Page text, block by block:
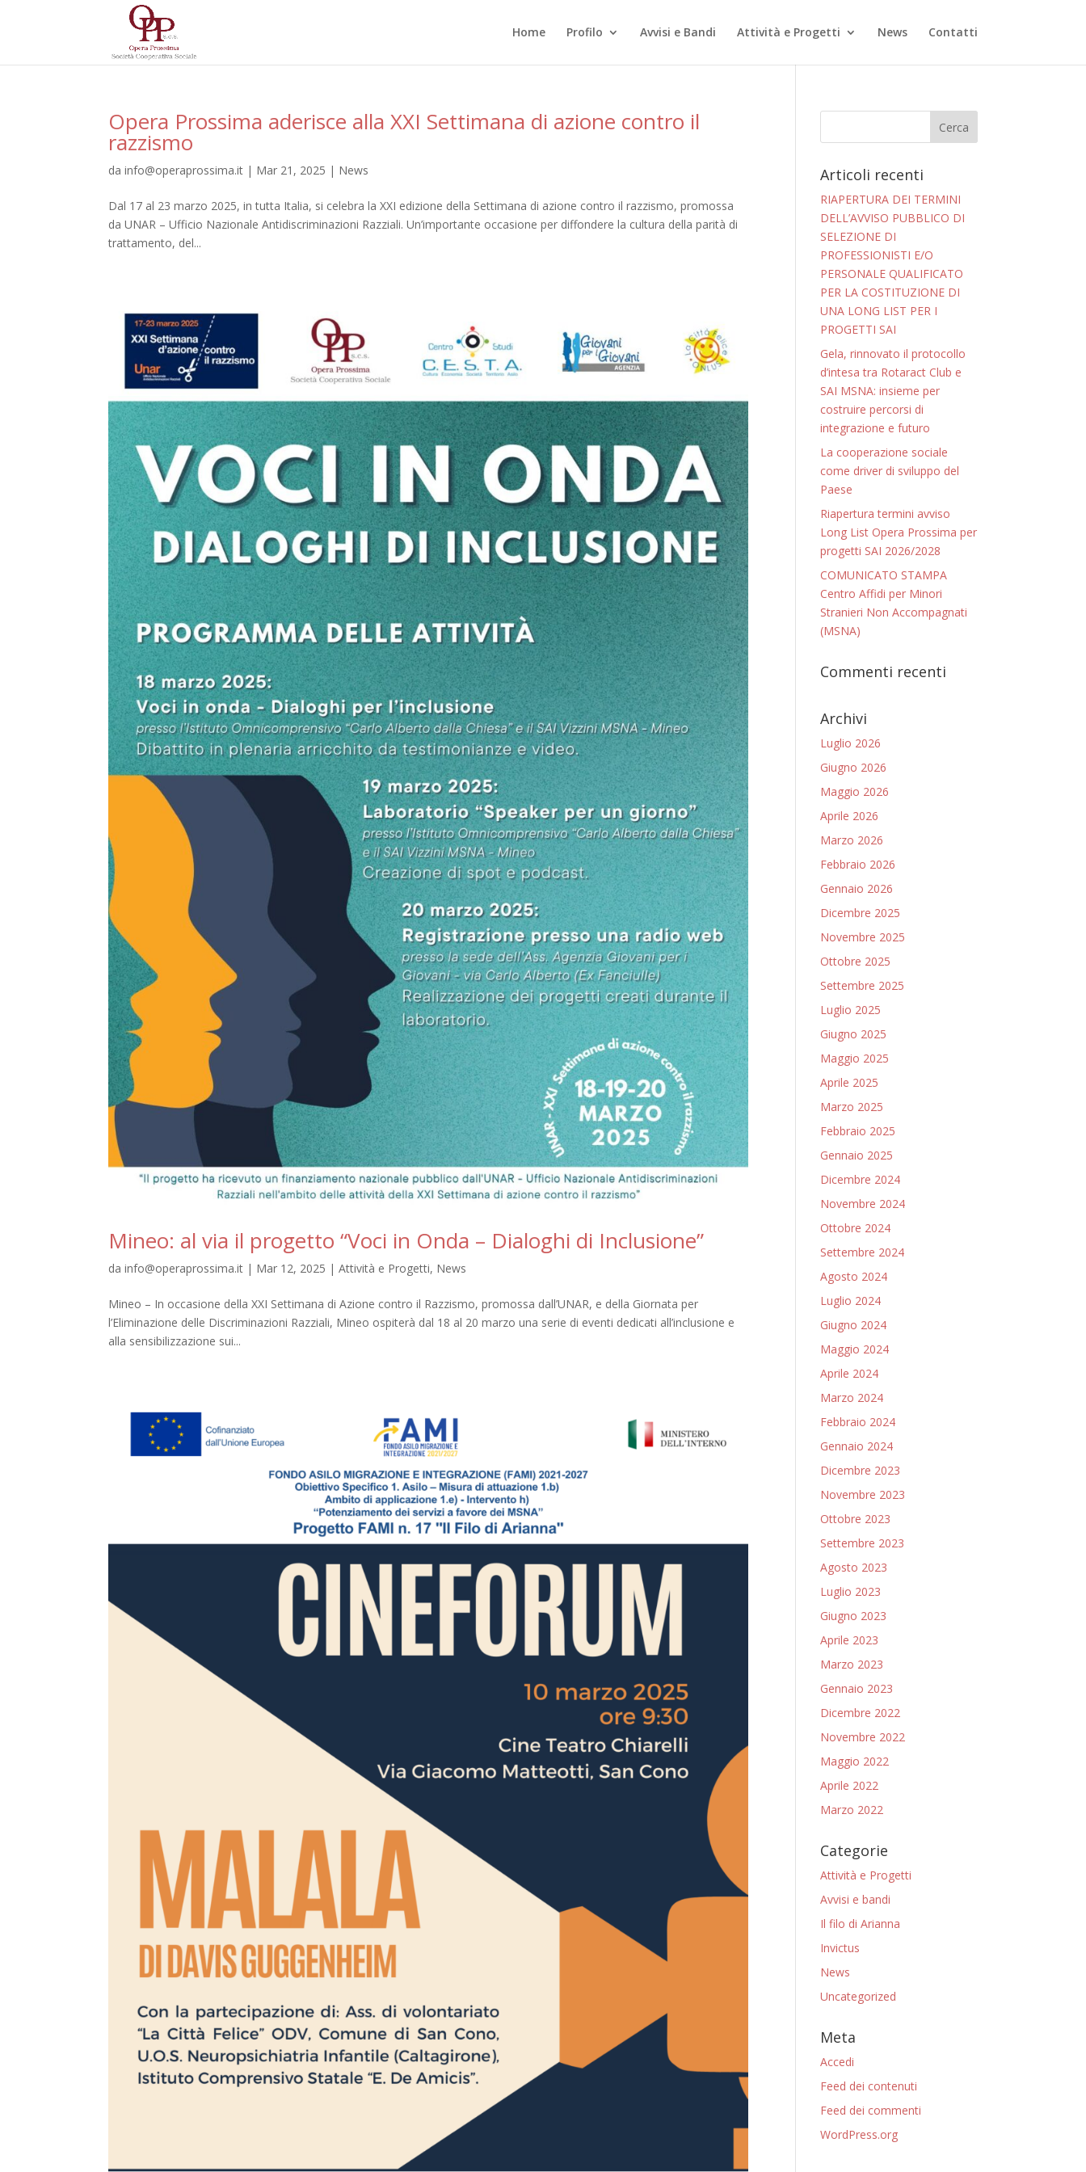
Home Profilo Avvisi e Bandi Attività e Progetti News Contatti
Opera Prossima aderisce alla XXI Settimana di azione contro il
razzismo
dainfo@operaprossima.it | Mar 21, 2025 | News
Dal 17 al 23 marzo 2025, in tutta Italia, si celebra la XXI edizione della Settimana di azione contro il razzismo, promossa
da UNAR – Ufficio Nazionale Antidiscriminazioni Razziali. Un’importante occasione per diffondere la cultura della parità di
trattamento, del...
Mineo: al via il progetto “Voci in Onda – Dialoghi di Inclusione”
dainfo@operaprossima.it | Mar 12, 2025 |Attività e Progetti, News
Mineo – In occasione della XXI Settimana di Azione contro il Razzismo, promossa dall’UNAR, e della Giornata per
l’Eliminazione delle Discriminazioni Razziali, Mineo ospiterà dal 18 al 20 marzo una serie di eventi dedicati all’inclusione e
alla sensibilizzazione sui...
Articoli recenti
RIAPERTURA DEI TERMINI
DELL’AVVISO PUBBLICO DI
SELEZIONE DI
PROFESSIONISTI E/O
PERSONALE QUALIFICATO
PER LA COSTITUZIONE DI
UNA LONG LIST PER I
PROGETTI SAI
Gela, rinnovato il protocollo
d’intesa tra Rotaract Club e
SAI MSNA: insieme per
costruire percorsi di
integrazione e futuro
La cooperazione sociale
come driver di sviluppo del
Paese
Riapertura termini avviso
Long List Opera Prossima per
progetti SAI 2026/2028
COMUNICATO STAMPA
Centro Affidi per Minori
Stranieri Non Accompagnati
(MSNA)
Commenti recenti
Archivi
Luglio 2026
Giugno 2026
Maggio 2026
Aprile 2026
Marzo 2026
Febbraio 2026
Gennaio 2026
Dicembre 2025
Novembre 2025
Ottobre 2025
Settembre 2025
Luglio 2025
Giugno 2025
Maggio 2025
Aprile 2025
Marzo 2025
Febbraio 2025
Gennaio 2025
Dicembre 2024
Novembre 2024
Ottobre 2024
Settembre 2024
Agosto 2024
Luglio 2024
Giugno 2024
Maggio 2024
Aprile 2024
Marzo 2024
Febbraio 2024
Gennaio 2024
Dicembre 2023
Novembre 2023
Ottobre 2023
Settembre 2023
Agosto 2023
Luglio 2023
Giugno 2023
Aprile 2023
Marzo 2023
Gennaio 2023
Dicembre 2022
Novembre 2022
Maggio 2022
Aprile 2022
Marzo 2022
Categorie
Attività e Progetti
Avvisi e bandi
Il filo di Arianna
Invictus
News
Uncategorized
Meta
Accedi
Feed dei contenuti
Feed dei commenti
WordPress.org